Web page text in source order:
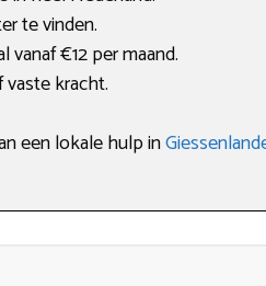
te vinden.
€12 per maand.
kracht.
een lokale hulp in